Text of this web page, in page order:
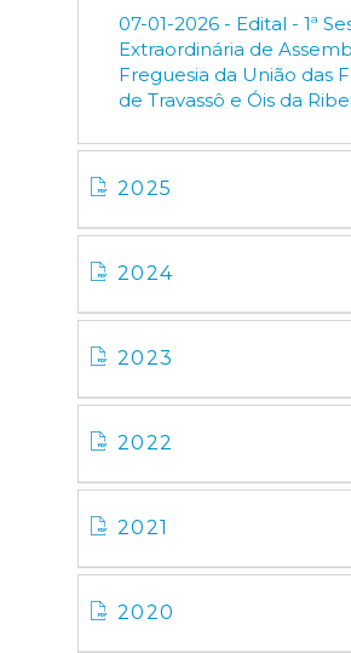
07-01-2026 - Edital - 1ª
Extraordinária de
Freguesia da União das
de Travassô e Óis da
2025
2024
2023
2022
2021
2020